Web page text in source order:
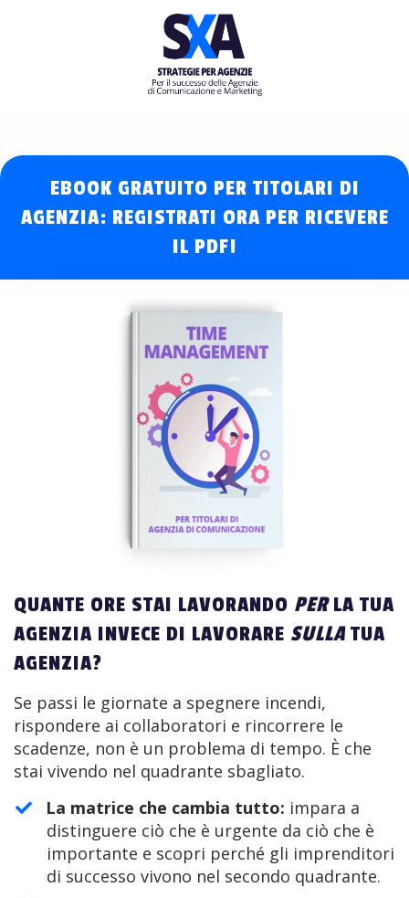
EBOOK GRATUITO PER TITOLARI DI
AGENZIA: REGISTRATI ORA PER RICEVERE
IL PDF!
QUANTE ORE STAI LAVORANDO PERLA TUA
AGENZIA INVECE DI LAVORARE SULLATUA
AGENZIA?
Se passi le giornate a spegnere incendi,
rispondere ai collaboratori e rincorrere le
scadenze, non è un problema di tempo. È che
stai vivendo nel quadrante sbagliato.
La matrice che cambia tutto: impara a
distinguere ciò che è urgente da ciò che è
importante e scopri perché gli imprenditori
di successo vivono nel secondo quadrante.